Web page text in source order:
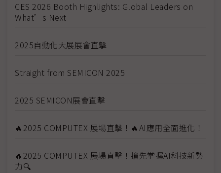
CES 2026 Booth Highlights: Global Leaders on
What’s Next
2025自動化大展展會直擊
Straight from SEMICON 2025
2025 SEMICON展會直擊
🔥2025 COMPUTEX 展場直擊！🔥AI應用全面進化！
🔥2025 COMPUTEX 展場直擊！搶先掌握AI科技新勢
力🔍